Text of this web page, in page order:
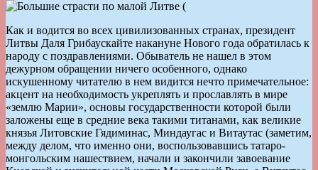
Как и водится во всех цивилизованных странах, президент
Литвы Даля Грибаускайте накануне Нового года обратилась к
народу с поздравлениями. Обыватель не нашел в этом
дежурном обращении ничего особенного, однако
искушенному читателю в нем видится нечто примечательное:
акцент на необходимость укреплять и прославлять в мире
«землю Марии», основы государственности которой были
заложены еще в средние века такими титанами, как великие
князья Литовские Гядиминас, Миндаугас и Витаутас (заметим,
между делом, что именно они, воспользовавшись татаро-
монгольским нашествием, начали и закончили завоевание